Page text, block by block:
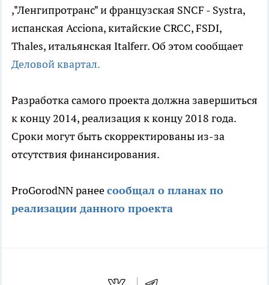
,"Ленгипротранс" и французская SNCF - Systra,
испанская Acciona, китайские CRCC, FSDI,
Thales, итальянская Italferr. Об этом сообщает
Деловой квартал.
Разработка самого проекта должна завершиться
к концу 2014, реализация к концу 2018 года.
Сроки могут быть скорректированы из-за
отсутствия финансирования.
ProGorodNN ранеесообщал о планах по
реализации данного проекта